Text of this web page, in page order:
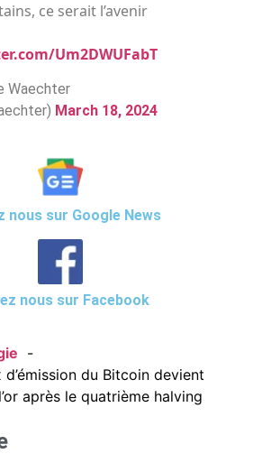
ce serait l’avenir
Um2DWUFabT
Waechter
March 18, 2024
nous sur Google News
nous sur Facebook
du Bitcoin devient
après le quatrième halving